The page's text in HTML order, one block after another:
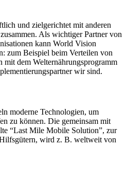
und zielgerichtet mit anderen
Als wichtiger Partner von
kann World Vision
zum Beispiel beim Verteilen von
mit dem Welternährungsprogramm
wir sind.
moderne Technologien, um
zu können. Die gemeinsam mit
“Last Mile Mobile Solution”, zur
wird z. B. weltweit von